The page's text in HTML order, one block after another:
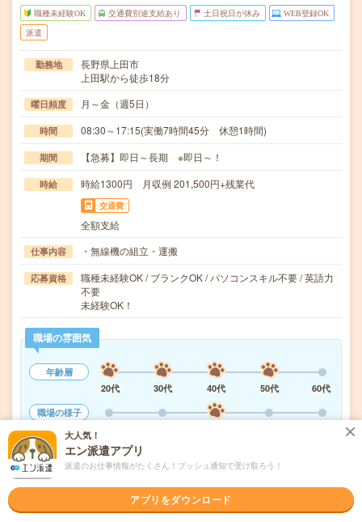
職種未経験OK 交通費別途支給あり 土日祝日が休み WEB登録OK
派遣
勤務地
長野県上田市
上田駅から徒歩18分
曜日頻度 月～金（週5日）
時間 08:30～17:15(実働7時間45分 休憩1時間)
期間 【急募】即日～長期 ※即日～！
時給 時給1300円 月収例 201,500円+残業代
交通費
全額支給
仕事内容 ・無線機の組立・運搬
応募資格
職種未経験OK / ブランクOK / パソコンスキル不要 / 英語力
不要
未経験OK！
職場の雰囲気
年齢層
20代
30代 40代 50代
60代
職場の様子
応募へ進む
大人気！
エン派遣アプリ
派遣のお仕事情報がたくさん！プッシュ通知で受け取ろう！
アプリをダウンロード